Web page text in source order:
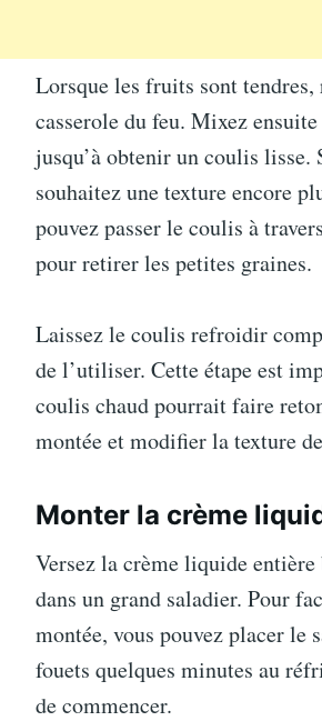
Lorsque les fruits sont
casserole du feu. Mixez
jusqu’à obtenir un coulis lisse.
souhaitez une texture encore
pouvez passer le coulis à
pour retirer les petites graines.
Laissez le coulis refroidir
de l’utiliser. Cette étape est
coulis chaud pourrait faire
montée et modifier la texture
Monter la crème
Versez la crème liquide
dans un grand saladier. Pour
montée, vous pouvez placer le
fouets quelques minutes au
de commencer.